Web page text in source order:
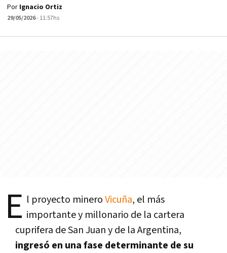
Por Ignacio Ortiz
29/05/2026- 11:57hs
E l proyecto mineroVicuña, el más
importante y millonario de la cartera
cuprifera de San Juan y de la Argentina,
ingresó en una fase determinante de su